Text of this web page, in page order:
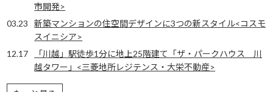
市開発>
03.23
新築マンションの住空間デザインに3つの新スタイル<コスモ
スイニシア>
12.17
「川越」駅徒歩1分に地上25階建て「ザ・パークハウス 川
越タワー」<三菱地所レジテンス・大栄不動産>